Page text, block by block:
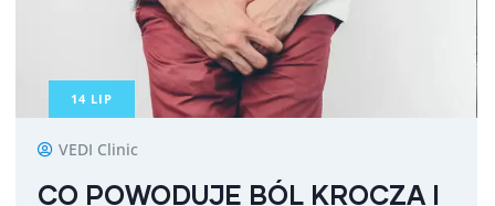
14 LIP
VEDI Clinic
CO POWODUJE BÓL KROCZA I